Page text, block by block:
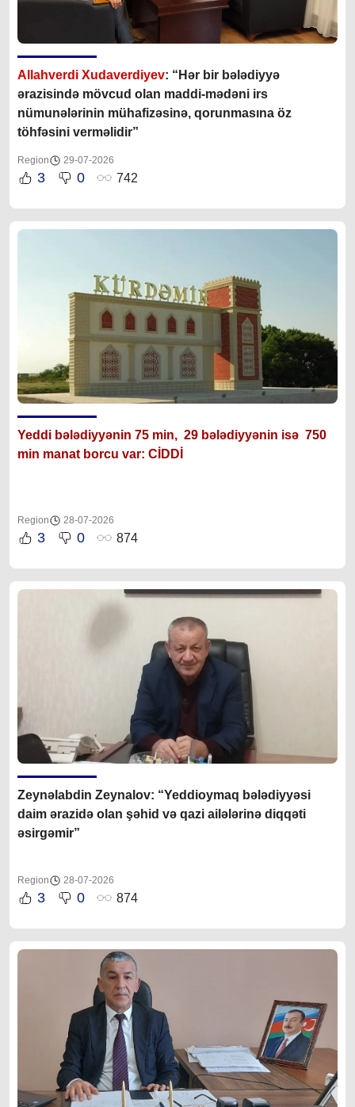
Allahverdi Xudaverdiyev: “Hər bir bələdiyyə
ərazisində mövcud olan maddi-mədəni irs
nümunələrinin mühafizəsinə, qorunmasına öz
töhfəsini verməlidir”
Region 29-07-2026
3 0 742
Yeddi bələdiyyənin 75 min, 29 bələdiyyənin isə 750
min manat borcu var: CİDDİ
Region 28-07-2026
3 0 874
Zeynəlabdin Zeynalov: “Yeddioymaq bələdiyyəsi
daim ərazidə olan şəhid və qazi ailələrinə diqqəti
əsirgəmir”
Region 28-07-2026
3 0 874